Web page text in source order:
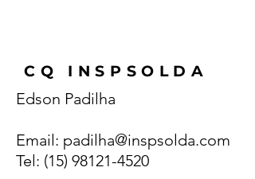
CQ INSPSOLDA
Edson Padilha
Email: padilha@inspsolda.com
Tel: (15) 98121-4520